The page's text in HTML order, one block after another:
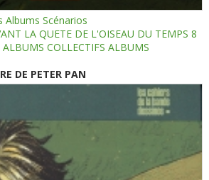
Albums Scénarios
LA QUETE DE L'OISEAU DU TEMPS 8
ALBUMS COLLECTIFS ALBUMS
DE PETER PAN